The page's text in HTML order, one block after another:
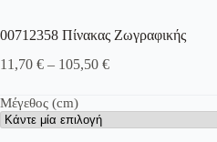
00712358 Πίνακας Ζωγραφικής
11,70 € – 105,50 €Price
through
105,50 €
Μέγεθος (cm)